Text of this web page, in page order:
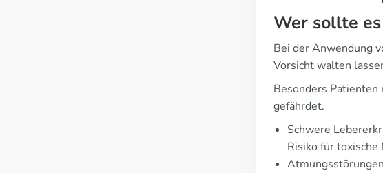
Wer sollte
Bei der Anwendung
Vorsicht walten
Besonders
gefährdet.
Schwere
Risiko für